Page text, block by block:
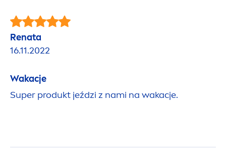
Renata
16.11.2022
Wakacje
Super produkt jeździ z nami na wakacje.